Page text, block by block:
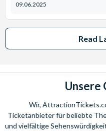
09.06.2025
Read
Unsere
Wir,
Ticketanbieter für beliebte
und vielfältige